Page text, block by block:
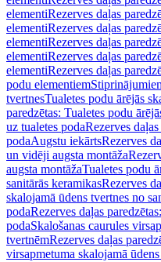
elementiRezerves daļas
elementiRezerves daļas
elementiRezerves daļas
elementiRezerves daļas
elementiRezerves daļas
podu elementiem
tvertnesTualetes podu ārējās
paredzētas: Tualetes podu
uz tualetes podaRezerves
podaAugstu iekārtsRezerves
un vidēji augsta montāža
augsta montāžaTualetes podu
sanitārās keramikasRezerves
skalojamā ūdens tvertnes no
podaRezerves daļas
podaSkalošanas caurules
tvertnēmRezerves daļas
virsapmetuma skalojamā